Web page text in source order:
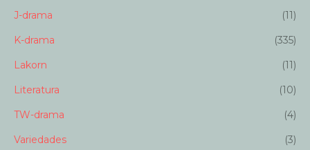
J-drama
(11)
K-drama
(335)
Lakorn
(11)
Literatura
(10)
TW-drama
(4)
Variedades
(3)